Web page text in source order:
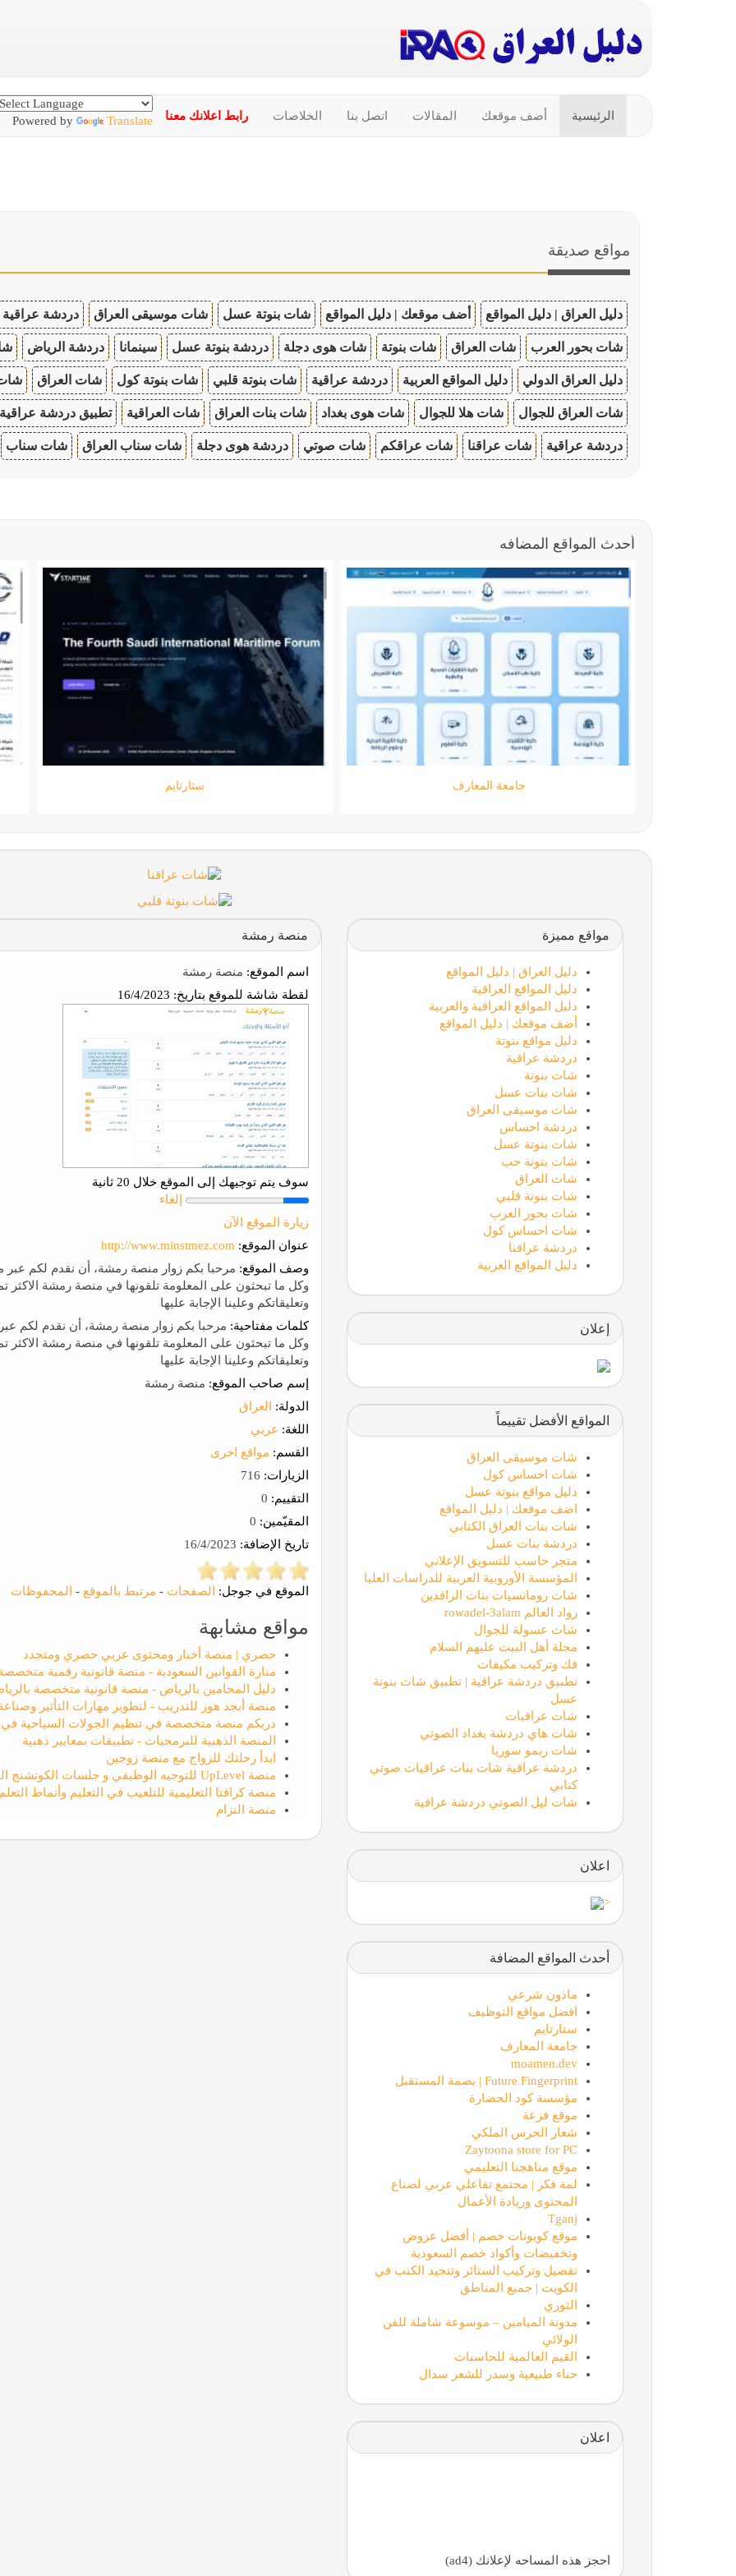
الرئيسية أضف موقعك المقالات اتصل بنا الخلاصات رابط اعلانك معنا Powered by Translate
مواقع صديقة
دليل العراق | دليل المواقع أضف موقعك | دليل المواقع شات بنوتة عسل شات موسيقى العراق دردشة عراقية
شات بحور العرب شات العراق شات بنوتة شات هوى دجلة دردشة بنوتة عسل سينمانا دردشة الرياض
دليل العراق الدولي دليل المواقع العربية دردشة عراقية شات بنوتة قلبي شات بنوتة كول شات العراق
شات العراق للجوال شات هلا للجوال شات هوى بغداد شات بنات العراق شات العراقية تطبيق دردشة عراقية
دردشة عراقية شات عراقنا شات عراقكم شات صوتي دردشة هوى دجلة شات سناب العراق شات سناب
أحدث المواقع المضافه
جامعة المعارف moamen.dev
منصة رمشة
اسم الموقع: منصة رمشة
لقطة شاشة للموقع بتاريخ:
سوف يتم توجيهك إلى الموقع خلال 20 ثانية
إلغاء
زيارة الموقع الآن
عنوان الموقع: http://www.minstmez.com
وصف الموقع: مرحبا بكم زوار منصة رمشة، أن نقدم لكم عبر
وكل ما تبحثون على المعلومة تلقونها في منصة رمشة الاكثر
وتعليقاتكم وعلينا الإجابة عليها
كلمات مفتاحية: مرحبا بكم زوار منصة رمشة، أن نقدم لكم
وكل ما تبحثون على المعلومة تلقونها في منصة رمشة الاكثر
وتعليقاتكم وعلينا الإجابة عليها
إسم صاحب الموقع: منصة رمشة
الدولة:
العراق
اللغة: عربي
القسم: مواقع اخرى
الزيارات:
التقييم:
المقيّمين:
تاريخ الإضافة:
الموقع في جوجل: الصفحات - مرتبط بالموقع - المحفوظات
مواقع مشابهة
حصري | منصة أخبار ومحتوى عربي حصري ومتجدد
منارة القوانين السعودية - منصة قانونية رقمية
دليل المحامين بالرياض - منصة قانونية متخصصة
منصة أبجد هوز للتدريب - لتطوير مهارات التأثير
دربكم منصة متخصصة في تنظيم الجولات السياحية في
المنصة الذهبية للبرمجيات - تطبيقات بمعايير ذهبية
ابدأ رحلتك للزواج مع منصة زوجين
منصة UpLevel للتوجيه الوظيفي و جلسات الكوتشنج القيادي والمهني
منصة كرافتا التعليمية للتلعيب في التعليم وأنماط التعلم
منصة التزام
مواقع مميزة
دليل العراق | دليل المواقع
دليل المواقع العراقية
دليل المواقع العراقية والعربية
أضف موقعك | دليل المواقع
دليل مواقع بنوتة
دردشة عراقية
شات بنوتة
شات بنات عسل
شات موسيقى العراق
دردشة احساس
شات بنوتة عسل
شات بنوتة حب
شات العراق
شات بنوتة قلبي
شات بحور العرب
شات احساس كول
دردشة عراقنا
دليل المواقع العربية
إعلان
المواقع الأفضل تقييماً
شات موسيقى العراق
شات احساس كول
دليل مواقع بنوتة عسل
اضف موقعك | دليل المواقع
شات بنات العراق الكتابي
دردشة بنات عسل
متجر حاسب للتسويق الإعلاني
المؤسسة الأوروبية العربية للدراسات العليا
شات رومانسيات بنات الرافدين
رواد العالم rowadel-3alam
شات عسولة للجوال
مجلة أهل البيت عليهم السلام
فك وتركيب مكيفات
تطبيق دردشة عراقية | تطبيق شات بنوتة
عسل
شات عراقيات
شات هاي دردشة بغداد الصوتي
شات ريمو سوريا
دردشة عراقية شات بنات عراقيات صوتي
كتابي
شات ليل الصوتي دردشة عراقية
اعلان
<
أحدث المواقع المضافة
ماذون شرعي
افضل مواقع التوظيف
ستارتايم
جامعة المعارف
moamen.dev
Future Fingerprint | بصمة المستقبل
مؤسسة كود الحضارة
موقع فزعة
شعار الحرس الملكي
Zaytoona store for PC
موقع مناهجنا التعليمي
لمة فكر | مجتمع تفاعلي عربي لصناع
المحتوى وريادة الأعمال
Tganj
موقع كوبونات خصم | أفضل عروض
وتخفيضات وأكواد خصم السعودية
تفصيل وتركيب الستائر وتنجيد الكنب في
الكويت | جميع المناطق
الثوري
مدونة الميامين – موسوعة شاملة للفن
الولائي
القيم العالمية للحاسبات
حناء طبيعية وسدر للشعر سدال
اعلان
احجز هذه المساحه لإعلانك (ad4)